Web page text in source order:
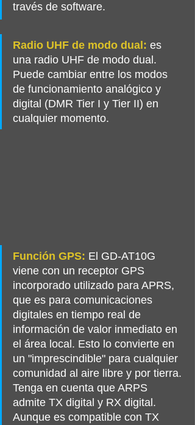
través de software.
Radio UHF de modo dual: es
una radio UHF de modo dual.
Puede cambiar entre los modos
de funcionamiento analógico y
digital (DMR Tier I y Tier II) en
cualquier momento.
Función GPS: El GD-AT10G
viene con un receptor GPS
incorporado utilizado para APRS,
que es para comunicaciones
digitales en tiempo real de
información de valor inmediato en
el área local. Esto lo convierte en
un "imprescindible" para cualquier
comunidad al aire libre y por tierra.
Tenga en cuenta que ARPS
admite TX digital y RX digital.
Aunque es compatible con TX